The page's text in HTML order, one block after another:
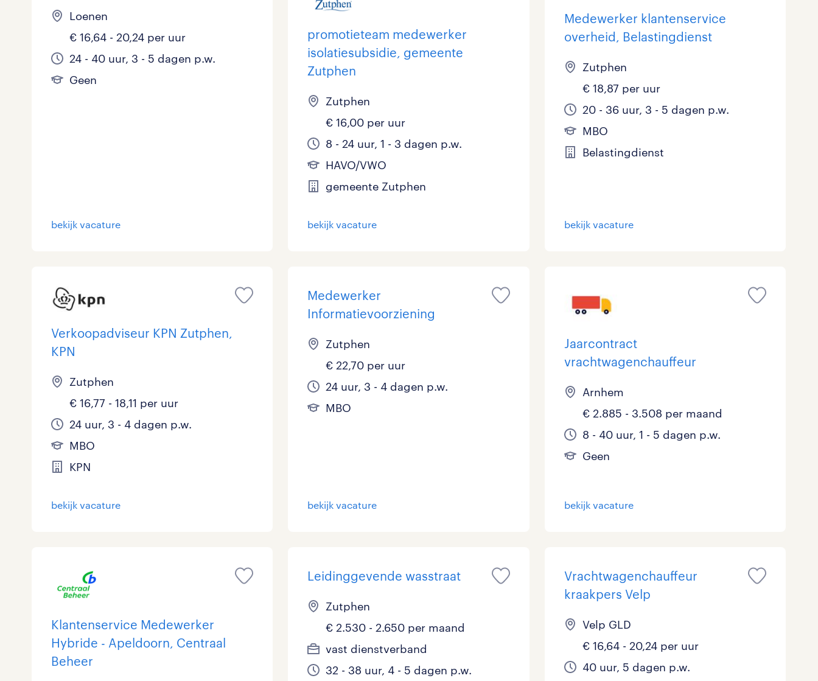
Webcare
toon 143 resultaten
Loenen
€ 16,64 - 20,24 per uur
24 - 40 uur, 3 - 5 dagen p.w.
Geen
bekijk vacature
promotieteam medewerker
isolatiesubsidie, gemeente
Zutphen
Zutphen
€ 16,00 per uur
8 - 24 uur, 1 - 3 dagen p.w.
HAVO/VWO
gemeente Zutphen
bekijk vacature
Medewerker klantenservice
overheid, Belastingdienst
Zutphen
€ 18,87 per uur
20 - 36 uur, 3 - 5 dagen p.w.
MBO
Belastingdienst
bekijk vacature
Verkoopadviseur KPN Zutphen,
KPN
Zutphen
€ 16,77 - 18,11 per uur
24 uur, 3 - 4 dagen p.w.
MBO
KPN
bekijk vacature
Medewerker
Informatievoorziening
Zutphen
€ 22,70 per uur
24 uur, 3 - 4 dagen p.w.
MBO
bekijk vacature
Jaarcontract
vrachtwagenchauffeur
Arnhem
€ 2.885 - 3.508 per maand
8 - 40 uur, 1 - 5 dagen p.w.
Geen
bekijk vacature
Klantenservice Medewerker
Hybride - Apeldoorn, Centraal
Beheer
Leidinggevende wasstraat
Zutphen
€ 2.530 - 2.650 per maand
vast dienstverband
32 - 38 uur, 4 - 5 dagen p.w.
Vrachtwagenchauffeur
kraakpers Velp
Velp GLD
€ 16,64 - 20,24 per uur
40 uur, 5 dagen p.w.